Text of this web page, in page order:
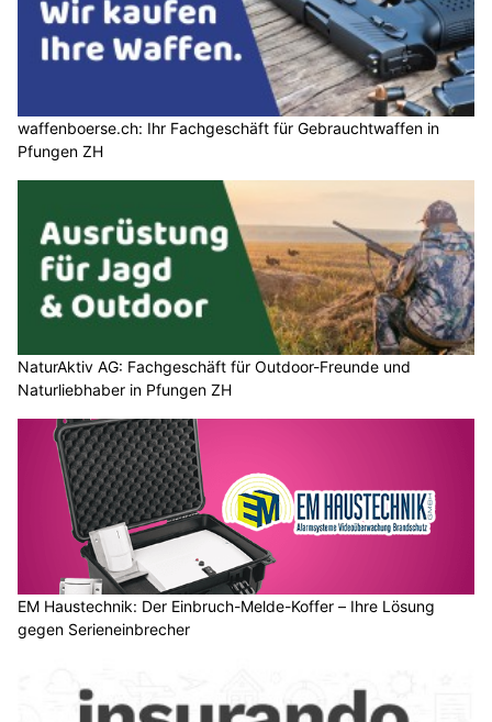
waffenboerse.ch: Ihr Fachgeschäft für Gebrauchtwaffen in
Pfungen ZH
NaturAktiv AG: Fachgeschäft für Outdoor-Freunde und
Naturliebhaber in Pfungen ZH
EM Haustechnik: Der Einbruch-Melde-Koffer – Ihre Lösung
gegen Serieneinbrecher